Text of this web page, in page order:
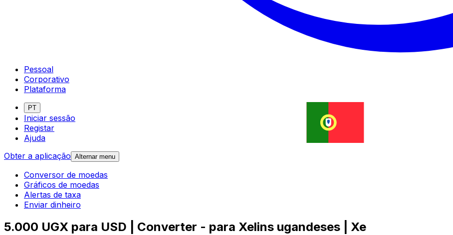
Pessoal
Corporativo
Plataforma
PT
Iniciar sessão
Registar
Ajuda
Obter a aplicação Alternar menu
Conversor de moedas
Gráficos de moedas
Alertas de taxa
Enviar dinheiro
5.000 UGX para USD | Converter - para Xelins ugandeses | Xe